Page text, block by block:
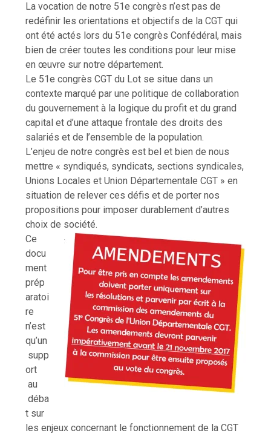
La vocation de notre 51e congrès n’est pas de
redéfinir les orientations et objectifs de la CGT qui
ont été actés lors du 51e congrès Confédéral, mais
bien de créer toutes les conditions pour leur mise
en œuvre sur notre département.
Le 51e congrès CGT du Lot se situe dans un
contexte marqué par une politique de collaboration
du gouvernement à la logique du profit et du grand
capital et d’une attaque frontale des droits des
salariés et de l’ensemble de la population.
L’enjeu de notre congrès est bel et bien de nous
mettre « syndiqués, syndicats, sections syndicales,
Unions Locales et Union Départementale CGT » en
situation de relever ces défis et de porter nos
propositions pour imposer durablement d’autres
choix de société.
Ce
docu
ment
prép
aratoi
re
n’est
qu’un
supp
ort
au
déba
t sur
les enjeux concernant le fonctionnement de la CGT